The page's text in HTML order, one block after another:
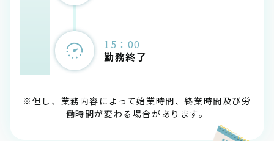
15：00
勤務終了
※但し、業務内容によって始業時間、終業時間及び労
働時間が変わる場合があります。